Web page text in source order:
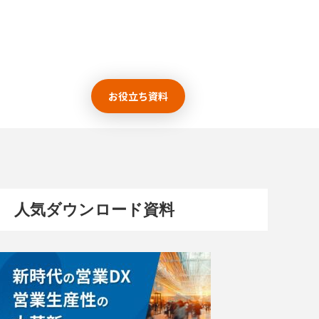
お役立ち資料
人気ダウンロード資料